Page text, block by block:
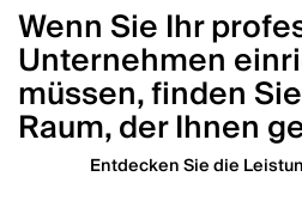
Wenn Sie Ihr
Unternehmen
müssen, finden
Raum, der Ihnen
Entdecken Sie die